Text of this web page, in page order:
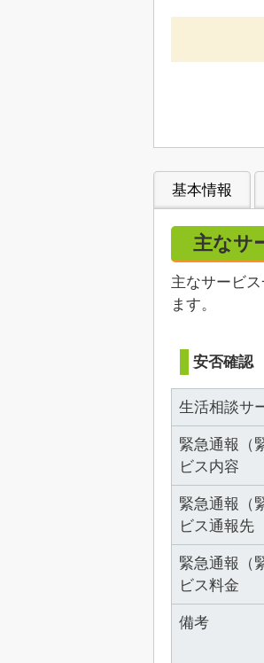
基本情報
主なサ
主なサービ
ます。
安否確認
生活相談サ
緊急通報（
ビス内容
緊急通報（
ビス通報先
緊急通報（
ビス料金
備考